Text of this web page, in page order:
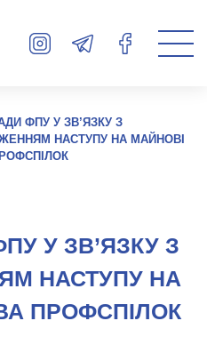
ФПУ У ЗВ’ЯЗКУ З
НАСТУПУ НА МАЙНОВІ
У ЗВ’ЯЗКУ З
НАСТУПУ НА
ПРОФСПІЛОК